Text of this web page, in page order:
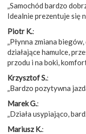
„Samochód bardzo
Idealnie prezentuje się
Piotr K.:
„Płynna zmiana
działające hamulce,
przodu i na boki,
Krzysztof S.:
„Bardzo pozytywna
Marek G.:
„Działa usypiająco,
Mariusz K.: